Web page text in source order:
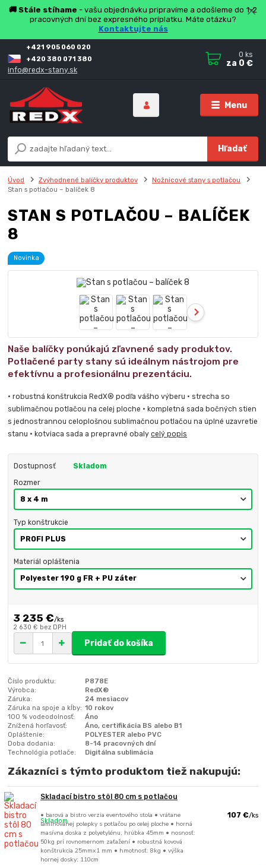
🚚 Stále stíhame - vašu objednávku pripravíme a odošleme do 1-2
pracovných dní bez expresného príplatku. Máte otázku?
Kontaktujte nás
Menu
Hľadať
+421 905 060 020
+420 380 071 380
info@redx-stany.sk
0 ks
za 0 €
Úvod Zvýhodnené balíčky produktov
Nožnicové stany s potlačou
Stan s potlačou – balíček 8
STAN S POTLAČOU – BALÍČEK
8
Novinka
Naše balíčky ponúkajú zľavnené sady produktov.
Potlačené party stany sú ideálnym nástrojom pre
efektívnu a profesionálnu prezentáciu.
• robustná konštrukcia RedX® podľa vášho výberu • strecha so
sublimačnou potlačou na celej ploche • kompletná sada bočných stien
s jednostrannou celoplošnou sublimačnou potlačou na úplné uzavretie
stanu • kotviaca sada a prepravné obalycelý popis
Dostupnosť Skladom
Rozmer
Typ konštrukcie
Materiál opláštenia
3 235 €/ks
2 630 € bez DPH
Pridať do košíka
Číslo produktu:
P878E
Výrobca:
RedX®
Záruka:
24 mesiacov
Záruka na spoje a kĺby: 10 rokov
100 % vodeodolnosť:
Áno
Znížená horľavosť:
Áno, certifikácia BS alebo B1
Opláštenie:
POLYESTER alebo PVC
Doba dodania:
8-14 pracovných dní
Technológia potlače:
Digitálna sublimácia
Zákazníci s týmto produktom tiež nakupujú:
Skladací bistro stôl 80 cm s potlačou
• barová a bistro verzia eventového stola • vrátane
laminovanej polepky s potlačou po celej ploche • horná
masívna doska z polyetylénu, hrúbka 45mm • nosnosť:
50kg pri rovnomernom zaťažení • robustná kovová
konštrukcia 25mmx1 mm • hmotnosť: 8kg • výška
hornej dosky: 110cm
107 €/ks
Skladom